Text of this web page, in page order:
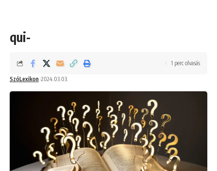
qui-
SzóLexikon 2024.03.03.
1 perc olvasás